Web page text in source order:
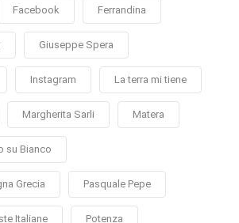
Facebook Ferrandina
Giuseppe Spera
Instagram La terra mi tiene
Margherita Sarli Matera
su Bianco
Grecia Pasquale Pepe
Italiane Potenza